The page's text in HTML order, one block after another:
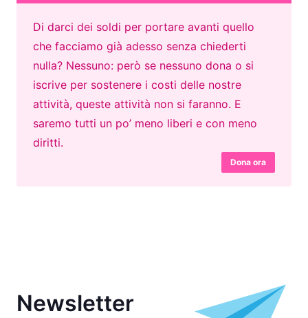
Di darci dei soldi per portare avanti quello
che facciamo già adesso senza chiederti
nulla? Nessuno: però se nessuno dona o si
iscrive per sostenere i costi delle nostre
attività, queste attività non si faranno. E
saremo tutti un po’ meno liberi e con meno
diritti.
Dona ora
Newsletter